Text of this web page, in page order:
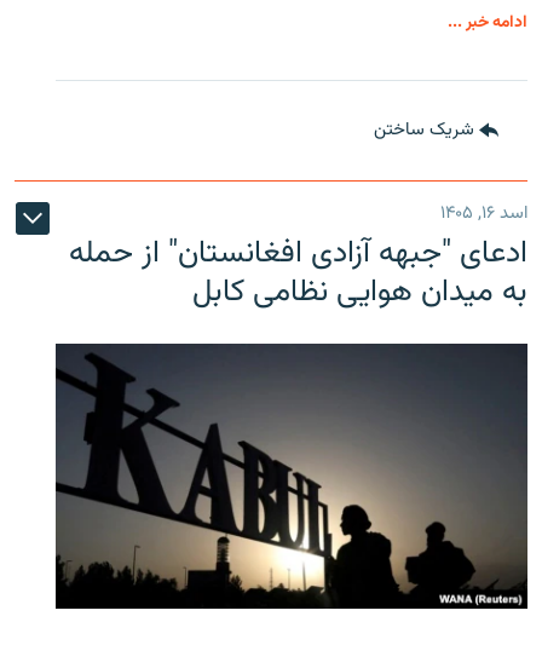
ادامه خبر ...
شریک ساختن
اسد ۱۶, ۱۴۰۵
ادعای "جبهه آزادی افغانستان" از حمله
به میدان هوایی نظامی کابل